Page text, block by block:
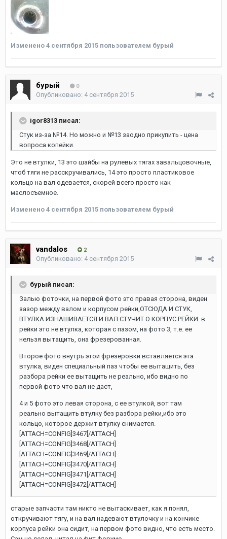
Изменено 4 сентября 2015 пользователем бурый
бурый 0
Опубликовано: 4 сентября 2015
igor8313 писал:
Стук из-за №14. Но можно и №13 заодно прикупить - цена
вопроса копейки.
Это не втулки, 13 это шайбы на рулевых тягах завальцовочные,
чтоб тяги не расскручивались, 14 это просто пластиковое
кольцо на вал одевается, скорей всего просто как
маслосъемное.
Изменено 4 сентября 2015 пользователем бурый
vandalos 2
Опубликовано: 4 сентября 2015
бурый писал:
Залью фоточки, на первой фото это правая сторона, виден
зазор между валом и корпусом рейки,ОТСЮДА И СТУК,
ВТУЛКА ИЗНАШИВАЕТСЯ И ВАЛ СТУЧИТ О КОРПУС РЕЙКИ. в
рейки это не втулка, которая с пазом, на фото 3, т.е. ее
нельзя вытащить, она фрезерованная.
Второе фото внутрь этой фрезеровки вставляется эта
втулка, виден специальный паз чтобы ее вытащить, без
разбора рейки ее вытащить не реально, ибо видно по
первой фото что вал не даст,
4 и 5 фото это левая сторона, с ее втулкой, вот там
реально вытащить втулку без разбора рейки,ибо это
кольцо, которое держит втулку снимается.
[ATTACH=CONFIG]3467[/ATTACH]
[ATTACH=CONFIG]3468[/ATTACH]
[ATTACH=CONFIG]3469[/ATTACH]
[ATTACH=CONFIG]3470[/ATTACH]
[ATTACH=CONFIG]3471[/ATTACH]
[ATTACH=CONFIG]3472[/ATTACH]
старые запчасти там никто не вытаскивает, как я понял,
откручивают тягу, и на вал надевают втулочку и на кончике
корпуса рейки она сидит, на первом фото видно, что есть место.